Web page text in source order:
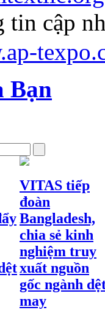
tin cập
Bạn
VITAS tiếp
đoàn
Bangladesh,
chia sẻ kinh
nghiệm truy
xuất nguồn
gốc ngành
may